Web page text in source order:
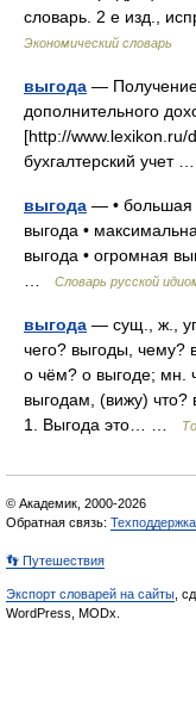
словарь. 2 е изд.,
Экономический словарь
выгода —
дополнительного
[http://www.lexikon.ru/
бухгалтерский учет
выгода — • большая
выгода •
выгода • огромная
Словарь русской
выгода — сущ., ж.,
чего? выгоды, чему?
о чём? о выгоде; мн.
выгодам, (вижу)
1. Выгода это… …
© Академик, 2000-2026
Обратная связь: Техподдержка
👣 Путешествия
Экспорт словарей на сайты ,
WordPress, MODx.